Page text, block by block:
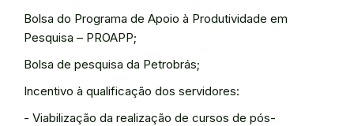
Bolsa do Programa de Apoio à Produtividade em
Pesquisa – PROAPP;
Bolsa de pesquisa da Petrobrás;
Incentivo à qualificação dos servidores:
- Viabilização da realização de cursos de pós-